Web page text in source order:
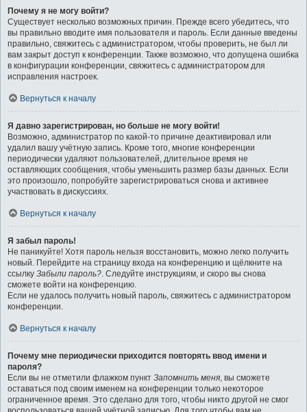
Почему я не могу войти?
Существует несколько возможных причин. Прежде всего убедитесь, что
вы правильно вводите имя пользователя и пароль. Если данные введены
правильно, свяжитесь с администратором, чтобы проверить, не был ли
вам закрыт доступ к конференции. Также возможно, что допущена ошибка
в конфигурации конференции, свяжитесь с администратором для
исправления настроек.
Вернуться к началу
Я давно зарегистрирован, но больше не могу войти!
Возможно, администратор по какой-то причине деактивировал или
удалил вашу учётную запись. Кроме того, многие конференции
периодически удаляют пользователей, длительное время не
оставляющих сообщения, чтобы уменьшить размер базы данных. Если
это произошло, попробуйте зарегистрироваться снова и активнее
участвовать в дискуссиях.
Вернуться к началу
Я забыл пароль!
Не паникуйте! Хотя пароль нельзя восстановить, можно легко получить
новый. Перейдите на страницу входа на конференцию и щёлкните на
ссылку Забыли пароль?. Следуйте инструкциям, и скоро вы снова
сможете войти на конференцию.
Если не удалось получить новый пароль, свяжитесь с администратором
конференции.
Вернуться к началу
Почему мне периодически приходится повторять ввод имени и
пароля?
Если вы не отметили флажком пункт Запомнить меня, вы сможете
оставаться под своим именем на конференции только некоторое
ограниченное время. Это сделано для того, чтобы никто другой не смог